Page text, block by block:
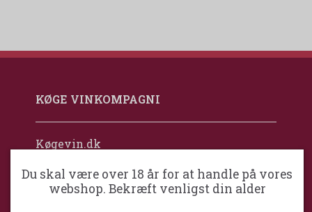
KØGE VINKOMPAGNI
Køgevin.dk
Danmark
Du skal være over 18 år for at handle på vores
webshop. Bekræft venligst din alder